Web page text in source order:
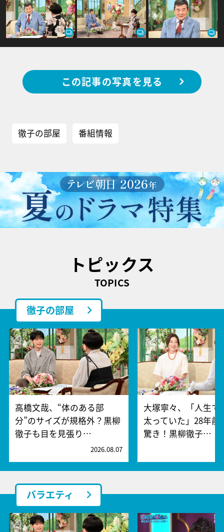
この記事の写真を見る
徹子の部屋 番組情報
トピックス
TOPICS
徹子の部屋
高橋文哉、“体のある部
分”のサイズが規格外？黒柳
徹子も目を見張り…
2026.08.07
大塚寧々、「人生で
太っていた」28年前
驚き！黒柳徹子…
バラエティ